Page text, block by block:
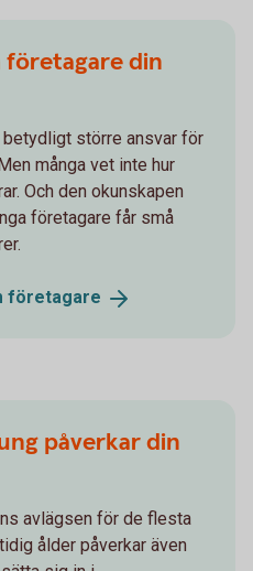
företagare din
större ansvar för
många vet inte hur
Och den okunskapen
företagare får små
företagare
påverkar din
avlägsen för de flesta
ålder påverkar även